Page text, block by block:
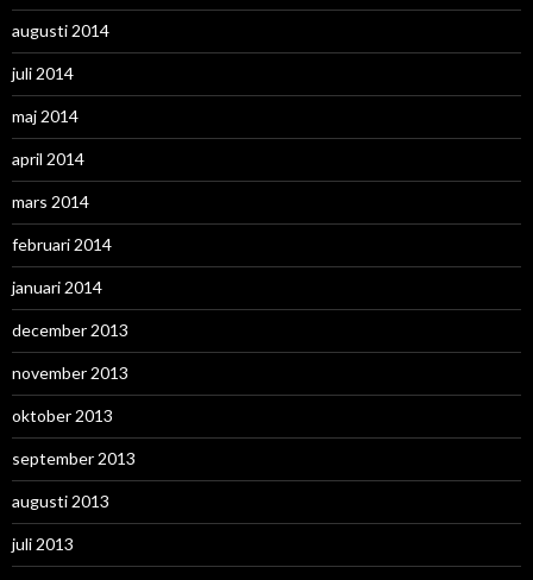
augusti 2014
juli 2014
maj 2014
april 2014
mars 2014
februari 2014
januari 2014
december 2013
november 2013
oktober 2013
september 2013
augusti 2013
juli 2013